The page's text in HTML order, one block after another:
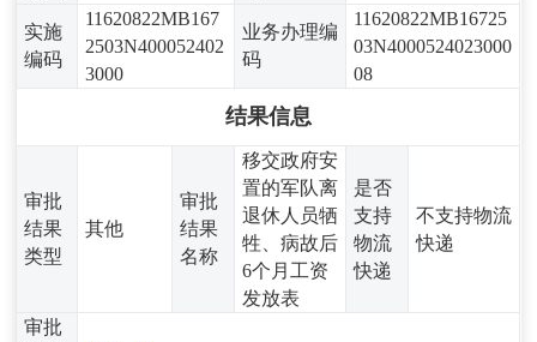
实施
编码
11620822MB167
2503N400052402
3000
业务办理编
码
11620822MB16725
03N4000524023000
08
结果信息
审批
结果
类型
其他
审批
结果
名称
移交政府安
置的军队离
退休人员牺
牲、病故后
6个月工资
发放表
是否
支持
物流
快递
不支持物流
快递
审批